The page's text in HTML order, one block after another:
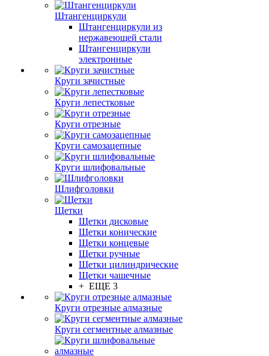
Штангенциркули
Штангенциркули из
нержавеющей стали
Штангенциркули
электронные
Круги зачистные
Круги лепестковые
Круги отрезные
Круги самозацепные
Круги шлифовальные
Шлифголовки
Щетки
Щетки дисковые
Щетки конические
Щетки концевые
Щетки ручные
Щетки цилиндрические
Щетки чашечные
+ ЕЩЕ 3
Круги отрезные алмазные
Круги сегментные алмазные